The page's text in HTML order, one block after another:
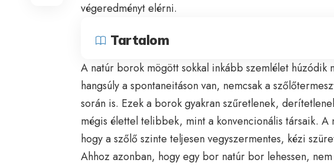
végeredményt elérni.
Tartalom
A natúr borok mögött sokkal inkább szemlélet
hangsúly a spontaneitáson van, nemcsak a
során is. Ezek a borok gyakran szűretlenek,
mégis élettel telibbek, mint a konvencionális társaik.
hogy a szőlő szinte teljesen vegyszermentes, kézi
Ahhoz azonban, hogy egy bor natúr bor lehessen,